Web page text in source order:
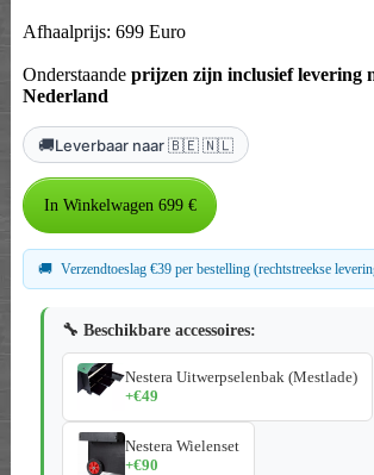
Afhaalprijs: 699 Euro
Onderstaande prijzen zijn inclusief levering
Nederland
🚚Leverbaar naar 🇧🇪 🇳🇱
🚚 Verzendtoeslag €39 per bestelling (rechtstreekse
🔧 Beschikbare accessoires:
Nestera Uitwerpselenbak (Mestlade)
+€49
Nestera Wielenset
+€90